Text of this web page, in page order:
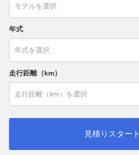
年式
走行距離（km）
見積りスタート